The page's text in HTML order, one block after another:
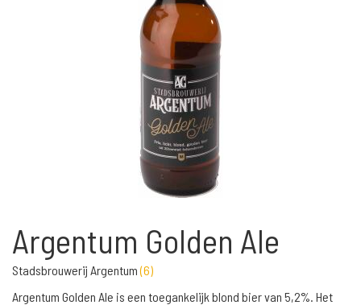
Argentum Golden Ale
Stadsbrouwerij Argentum(6)
Argentum Golden Ale is een toegankelijk blond bier van 5,2%. Het